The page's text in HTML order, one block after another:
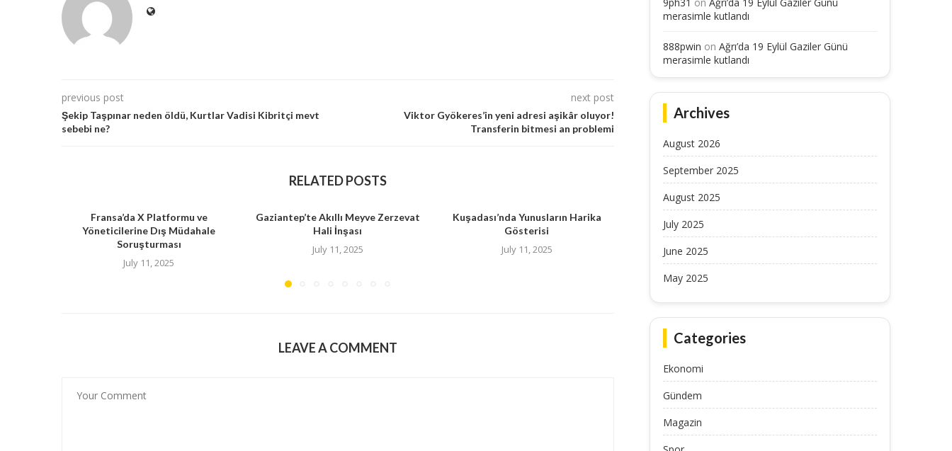
previous post
Şekip Taşpınar neden öldü, Kurtlar Vadisi Kibritçi mevt
sebebi ne?
next post
Viktor Gyökeres’in yeni adresi aşikâr oluyor!
Transferin bitmesi an problemi
RELATED POSTS
Fransa’da X Platformu ve
Yöneticilerine Dış Müdahale
Soruşturması
July 11, 2025
Gaziantep’te Akıllı Meyve Zerzevat
Hali İnşası
July 11, 2025
Kuşadası’nda Yunusların Harika
Gösterisi
July 11, 2025
Bernama TV’nin sorularını yanıtladı...
July 11, 2025
LEAVE A COMMENT
merasimle kutlandı
888pwin on Ağrı’da 19 Eylül Gaziler Günü
merasimle kutlandı
Archives
August 2026
September 2025
August 2025
July 2025
June 2025
May 2025
Categories
Ekonomi
Gündem
Magazin